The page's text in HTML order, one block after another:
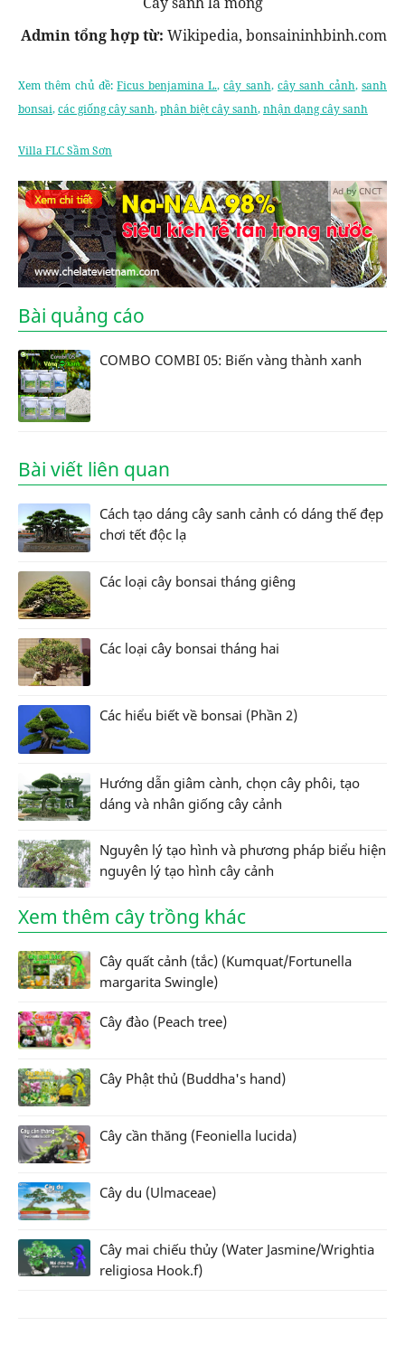
Admin tổng hợp từ: Wikipedia, bonsaininhbinh.com
Xem thêm chủ đề:Ficus benjamina L.,cây sanh,cây sanh cảnh,sanh
bonsai,các giống cây sanh,phân biệt cây sanh,nhận dạng cây sanh
Villa FLC Sầm Sơn
Ad by CNCT
Bài quảng cáo
COMBO COMBI 05: Biến vàng thành xanh
Bài viết liên quan
Cách tạo dáng cây sanh cảnh có dáng thế đẹp
chơi tết độc lạ
Các loại cây bonsai tháng giêng
Các loại cây bonsai tháng hai
Các hiểu biết về bonsai (Phần 2)
Hướng dẫn giâm cành, chọn cây phôi, tạo
dáng và nhân giống cây cảnh
Nguyên lý tạo hình và phương pháp biểu hiện
nguyên lý tạo hình cây cảnh
Xem thêm cây trồng khác
Cây quất cảnh (tắc) (Kumquat/Fortunella
margarita Swingle)
Cây đào (Peach tree)
Cây Phật thủ (Buddha's hand)
Cây cần thăng (Feoniella lucida)
Cây du (Ulmaceae)
Cây mai chiếu thủy (Water Jasmine/Wrightia
religiosa Hook.f)